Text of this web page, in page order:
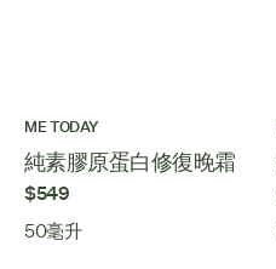
ME TODAY
純素膠原蛋白修復晚霜
$549
50毫升